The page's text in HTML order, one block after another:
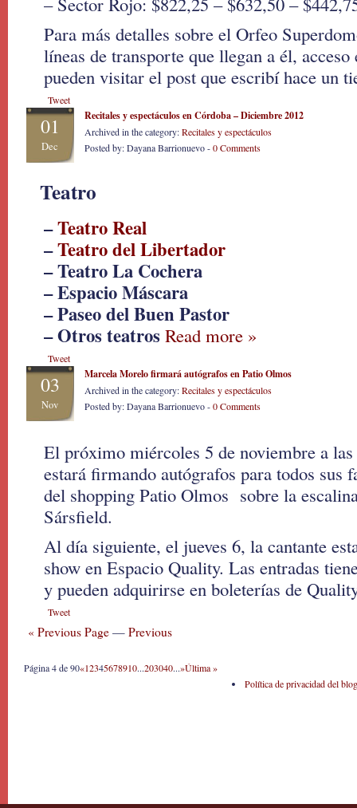
Para más detalles sobre el Orfeo
líneas de transporte que llegan a él,
pueden visitar el post que escribí hace un
Tweet
01
Dec
Recitales y espectáculos en Córdoba – Diciembre 2012
Archived in the category:Recitales y espectáculos
Posted by: Dayana Barrionuevo -0 Comments
Teatro
–Teatro Real
–Teatro del Libertador
– Teatro La Cochera
– Espacio Máscara
– Paseo del Buen Pastor
– Otros teatros Read more »
Tweet
03
Nov
Marcela Morelo firmará autógrafos en Patio Olmos
Archived in the category:Recitales y espectáculos
Posted by: Dayana Barrionuevo -0 Comments
El próximo miércoles 5 de noviembre a
estará firmando autógrafos para todos sus
del shopping Patio Olmos sobre la
Sársfield.
Al día siguiente, el jueves 6, la cantante
show en Espacio Quality. Las entradas
y pueden adquirirse en boleterías de
Tweet
« Previous Page — Previous
Página 4 de 90«12345678910...203040...»Última »
Política de privacidad del